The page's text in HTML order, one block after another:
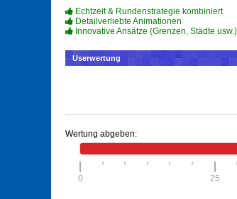
Echtzeit & Rundenstrategie kombiniert
Detailverliebte Animationen
Innovative Ansätze (Grenzen, Städte usw.)
Userwertung
Wertung abgeben:
0 25